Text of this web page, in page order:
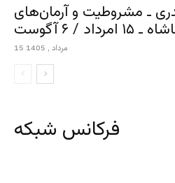
ـ مشروطیت و آرمان‌های
امرداد / ۶ آگوست
15 مرداد , 1405
فرکانس شبکه